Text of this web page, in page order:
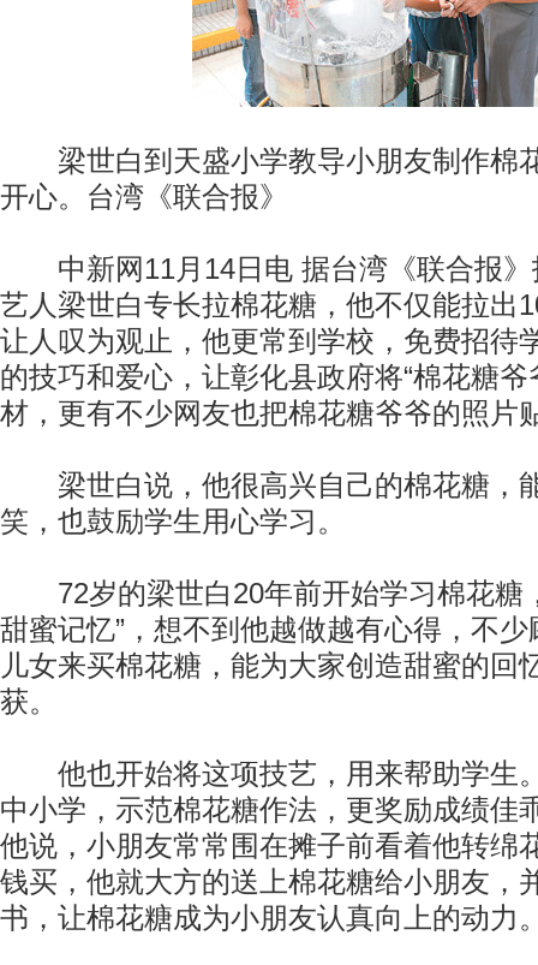
梁世白到天盛小学教导小朋友制作棉
开心。台湾《联合报》
中新网11月14日电 据台湾《联合报》
艺人梁世白专长拉棉花糖，他不仅能拉出
让人叹为观止，他更常到学校，免费招待
的技巧和爱心，让彰化县政府将“棉花糖爷
材，更有不少网友也把棉花糖爷爷的照片
梁世白说，他很高兴自己的棉花糖，
笑，也鼓励学生用心学习。
72岁的梁世白20年前开始学习棉花糖
甜蜜记忆”，想不到他越做越有心得，不
儿女来买棉花糖，能为大家创造甜蜜的回
获。
他也开始将这项技艺，用来帮助学生
中小学，示范棉花糖作法，更奖励成绩佳
他说，小朋友常常围在摊子前看着他转绵
钱买，他就大方的送上棉花糖给小朋友，
书，让棉花糖成为小朋友认真向上的动力